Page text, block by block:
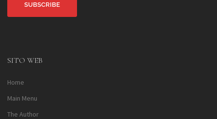
SITO WEB
Home
Main Menu
The Author